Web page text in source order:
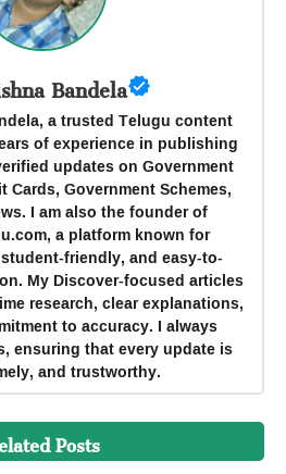
Bandela
a trusted Telugu content
of experience in publishing
updates on Government
Government Schemes,
I am also the founder of
a platform known for
friendly, and easy-to-
My Discover-focused articles
research, clear explanations,
to accuracy. I always
ensuring that every update is
and trustworthy.
Posts